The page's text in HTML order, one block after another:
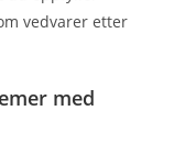
vedvarer etter
med